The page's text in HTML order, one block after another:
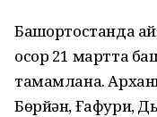
Башҡортостанда
осор 21 мартта
тамамлана.
Бөрйән, Ғафури,